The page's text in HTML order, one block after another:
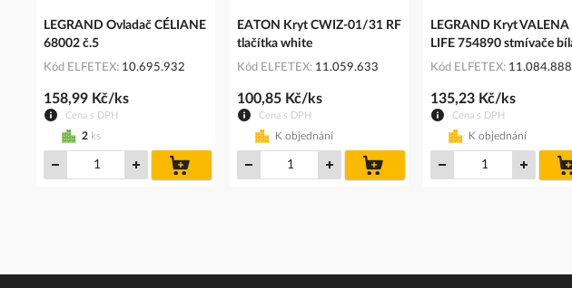
LEGRAND Ovladač CÉLIANE
68002 č.5
Kód ELFETEX 10.695.932
Cena s DPH
158,99 Kč/ks
2 ks
košíku
EATON Kryt CWIZ-01/31 RF
tlačítka white
Kód ELFETEX 11.059.633
Cena s DPH
100,85 Kč/ks
K objednání
košíku
LEGRAND Kryt VALENA
LIFE 754890 stmívače
Kód ELFETEX 11.084.888
Cena s DPH
135,23 Kč/ks
K objednání